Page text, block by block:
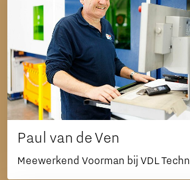
Paul van de Ven
Meewerkend Voorman bij VDL